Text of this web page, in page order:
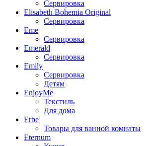
Сервировка
Elisabeth Bohemia Original
Сервировка
Eme
Сервировка
Emerald
Сервировка
Emily
Сервировка
Детям
EnjoyMe
Текстиль
Для дома
Erbe
Товары для ванной комнаты
Eternum